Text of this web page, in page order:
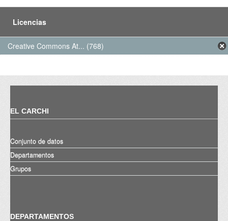
Licencias
Creative Commons At... (768)
EL CARCHI
Conjunto de datos
Departamentos
Grupos
DEPARTAMENTOS